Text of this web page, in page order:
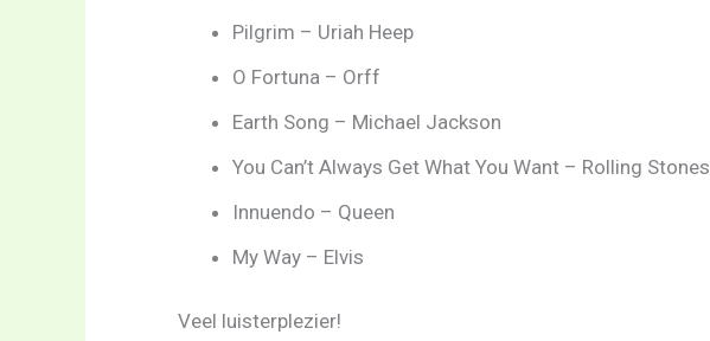
Pilgrim – Uriah Heep
O Fortuna – Orff
Earth Song – Michael Jackson
You Can’t Always Get What You Want – Rolling Stones
Innuendo – Queen
My Way – Elvis
Veel luisterplezier!